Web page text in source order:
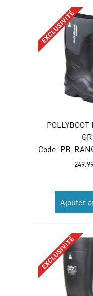
POLLYBOOT
Code: PB-
249.99
Ajouter